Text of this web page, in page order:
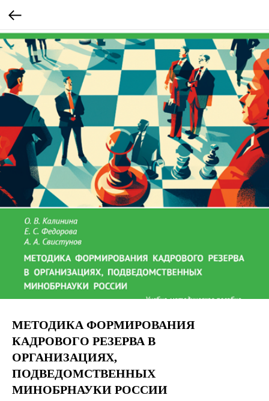
МЕТОДИКА ФОРМИРОВАНИЯ
КАДРОВОГО РЕЗЕРВА В
ОРГАНИЗАЦИЯХ,
ПОДВЕДОМСТВЕННЫХ
МИНОБРНАУКИ РОССИИ